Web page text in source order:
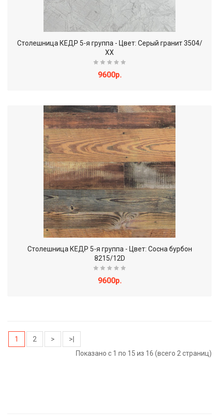
Столешница КЕДР 5-я группа - Цвет: Серый гранит 3504/
ХХ
9600р.
Столешница КЕДР 5-я группа - Цвет: Сосна бурбон
8215/12D
9600р.
1 2 >
>|
Показано с 1 по 15 из 16 (всего 2 страниц)